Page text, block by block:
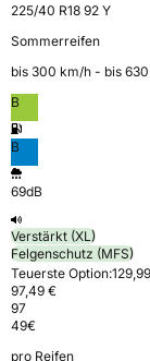
225/40 R18 92 Y
Sommerreifen
bis 300 km⁠/⁠h - bis
B
B
69dB
Verstärkt (XL)
Felgenschutz (MFS)
Teuerste Option:
97,49 €
97
49€
pro Reifen